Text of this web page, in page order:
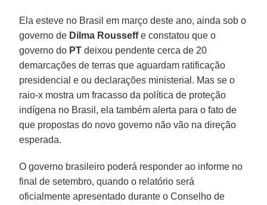
Ela esteve no Brasil em março deste ano, ainda sob o
governo de Dilma Rousseffe constatou que o
governo do PT deixou pendente cerca de 20
demarcações de terras que aguardam ratificação
presidencial e ou declarações ministerial. Mas se o
raio-x mostra um fracasso da política de proteção
indígena no Brasil, ela também alerta para o fato de
que propostas do novo governo não vão na direção
esperada.
O governo brasileiro poderá responder ao informe no
final de setembro, quando o relatório será
oficialmente apresentado durante o Conselho de